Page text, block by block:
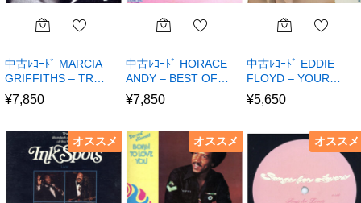
中古ﾚｺｰﾄﾞ MARCIA
GRIFFITHS – TR…
¥7,850
中古ﾚｺｰﾄﾞ HORACE
ANDY – BEST OF…
¥7,850
中古ﾚｺｰﾄﾞ EDDIE
FLOYD – YOUR…
¥5,650
オススメ オススメ オススメ